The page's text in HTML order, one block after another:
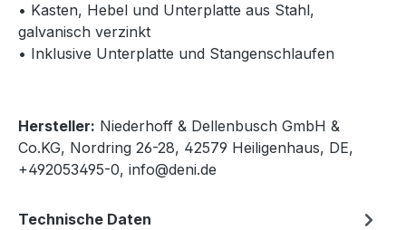
• Kasten, Hebel und Unterplatte aus Stahl,
galvanisch verzinkt
• Inklusive Unterplatte und Stangenschlaufen
Hersteller: Niederhoff & Dellenbusch GmbH &
Co.KG, Nordring 26-28, 42579 Heiligenhaus, DE,
+492053495-0, info@deni.de
Technische Daten